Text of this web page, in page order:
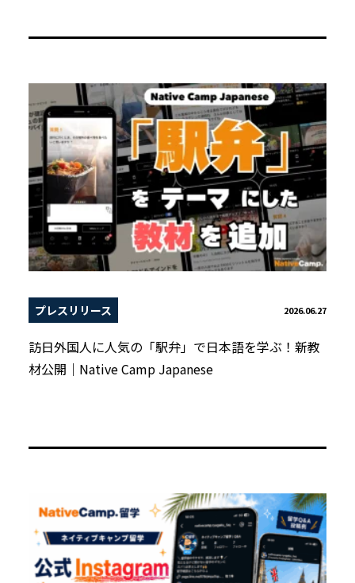
プレスリリース 2026.06.27
訪日外国人に人気の「駅弁」で日本語を学ぶ！新教
材公開｜Native Camp Japanese